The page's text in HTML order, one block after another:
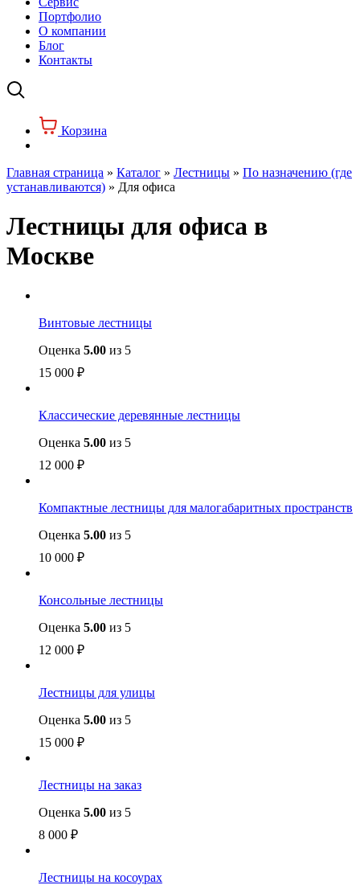
Портфолио
О компании
Блог
Контакты
Корзина
Главная страница » Каталог » Лестницы » По назначению (где
устанавливаются) » Для офиса
Лестницы для офиса в
Москве
Винтовые лестницы
Оценка 5.00 из 5
15 000 ₽
Классические деревянные лестницы
Оценка 5.00 из 5
12 000 ₽
Компактные лестницы для малогабаритных пространств
Оценка 5.00 из 5
10 000 ₽
Консольные лестницы
Оценка 5.00 из 5
12 000 ₽
Лестницы для улицы
Оценка 5.00 из 5
15 000 ₽
Лестницы на заказ
Оценка 5.00 из 5
8 000 ₽
Лестницы на косоурах